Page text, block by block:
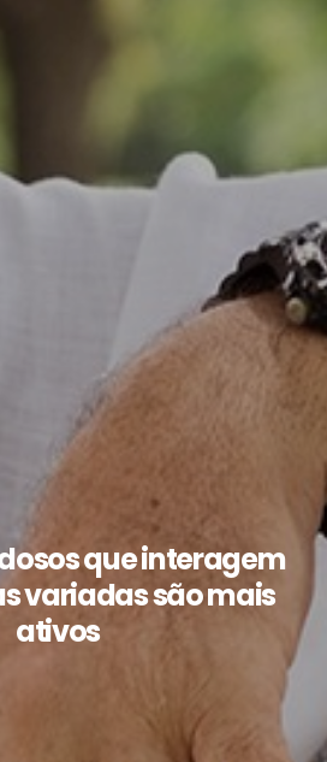
que interagem
variadas são mais
ativos